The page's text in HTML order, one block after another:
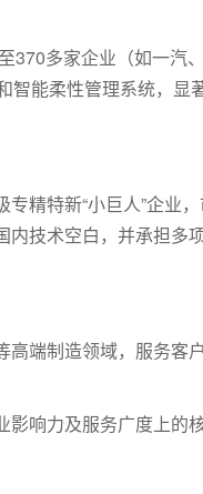
370多家企业（如一汽
智能柔性管理系统，显
精特新“小巨人”企业
技术空白，并承担多
端制造领域，服务客
响力及服务广度上的核